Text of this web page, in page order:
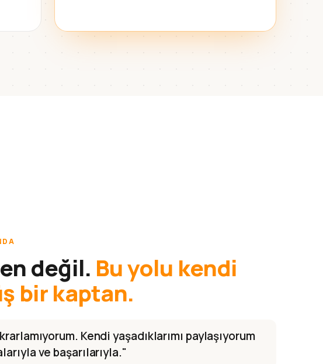
değil. Bu yolu kendi
bir kaptan.
Kendi yaşadıklarımı paylaşıyorum
ve başarılarıyla."